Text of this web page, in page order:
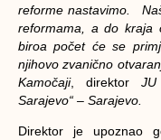
reforme nastavimo.
reformama, a do
biroa počet će se
njihovo zvanično
Kamočaji, direktor
Sarajevo“ – Sarajevo.
Direktor je upoznao